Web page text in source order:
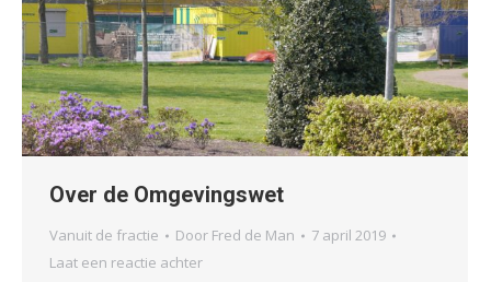
Over de Omgevingswet
Vanuit de fractie Door Fred de Man
7 april 2019
Laat een reactie achter